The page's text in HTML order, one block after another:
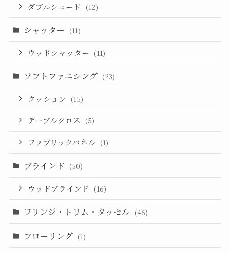
ダブルシェード (12)
シャッター (11)
ウッドシャッター (11)
ソフトファニシング (23)
クッション (15)
テーブルクロス (5)
ファブリックパネル (1)
ブラインド (50)
ウッドブラインド (16)
フリンジ・トリム・タッセル (46)
フローリング (1)